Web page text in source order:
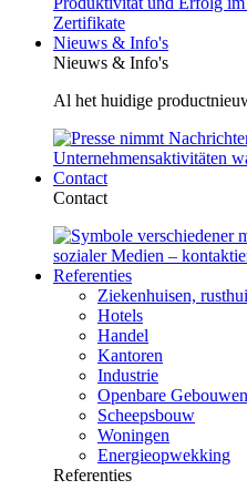
Nieuws & Info's
Nieuws & Info's
Al het huidige
Contact
Contact
Referenties
Ziekenhuisen,
Hotels
Handel
Kantoren
Industrie
Openbare Gebouwen
Scheepsbouw
Woningen
Energieopwekking
Referenties